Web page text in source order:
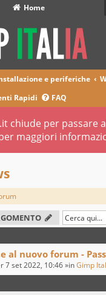
Home
e periferiche
Rapidi
FAQ
chiude per passare
maggiori
al nuovo forum -
7 set 2022, 10:46 »inGimp